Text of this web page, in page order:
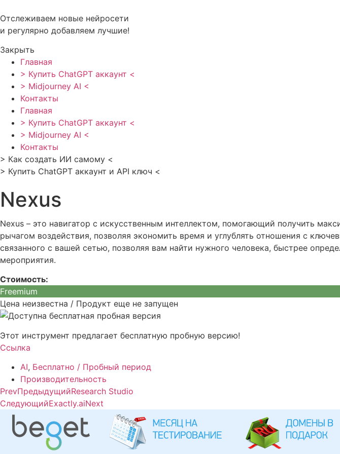
к
содержимому
Отслеживаем новые нейросети
и регулярно добавляем лучшие!
Закрыть
Главная
> Купить ChatGPT аккаунт <
> Midjourney AI <
Контакты
Главная
> Купить ChatGPT аккаунт <
> Midjourney AI <
Контакты
> Как создать ИИ самому <
> Купить ChatGPT аккаунт и API ключ <
Nexus
Nexus – это навигатор с искусственным интеллектом, помогающий получить
рычагом воздействия, позволяя экономить время и углублять отношения с
связанного с вашей сетью, позволяя вам найти нужного человека, быстрее
мероприятия.
Стоимость:
Freemium
Цена неизвестна / Продукт еще не запущен
Этот инструмент предлагает бесплатную пробную версию!
Ссылка
AI, Бесплатно / Пробный период
Производительность
PrevПредыдущийResearch Studio
СледующийExactly.aiNext